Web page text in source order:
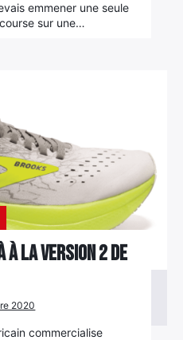
emmener une seule
sur une…
à la version 2 de
2020
commercialise